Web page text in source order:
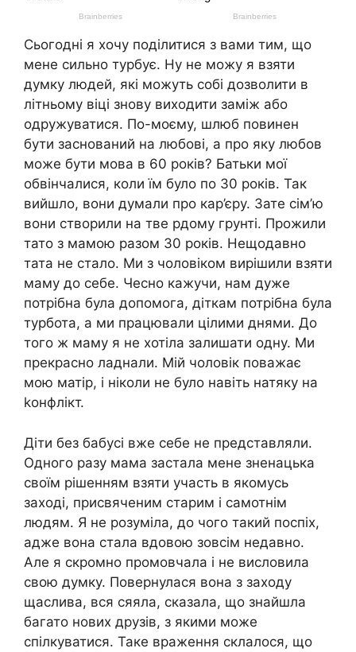
Сьогодні я хочу поділитися з вами тим, що
мене сильно турбує. Ну не можу я взяти
думку людей, які можуть собі дозволити в
літньому віці знову виходити заміж або
одружуватися. По-моєму, шлюб повинен
бути заснований на любові, а про яку любов
може бути мова в 60 років? Батьки мої
обвінчалися, коли їм було по 30 років. Так
вийшло, вони думали про кар’єру. Зате сім’ю
вони створили на тве рдому грунті. Прожили
тато з мамою разом 30 років. Нещодавно
тата не стало. Ми з чоловіком вирішили взяти
маму до себе. Чесно кажучи, нам дуже
потрібна була допомога, діткам потрібна була
турбота, а ми працювали цілими днями. До
того ж маму я не хотіла залишати одну. Ми
прекрасно ладнали. Мій чоловік поважає
мою матір, і ніколи не було навіть натяку на
kонфлікт.
Діти без бабусі вже себе не представляли.
Одного разу мама застала мене зненацька
своїм рішенням взяти участь в якомусь
заході, присвяченим старим і самотнім
людям. Я не розуміла, до чого такий поспіх,
адже вона стала вдовою зовсім недавно.
Але я скромно промовчала і не висловила
свою думку. Повернулася вона з заходу
щаслива, вся сяяла, сказала, що знайшла
багато нових друзів, з якими може
спілкуватися. Таке враження склалося, що